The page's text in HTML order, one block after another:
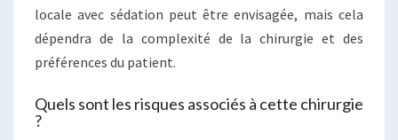
locale avec sédation peut être envisagée, mais cela
dépendra de la complexité de la chirurgie et des
préférences du patient.
Quels sont les risques associés à cette chirurgie
?